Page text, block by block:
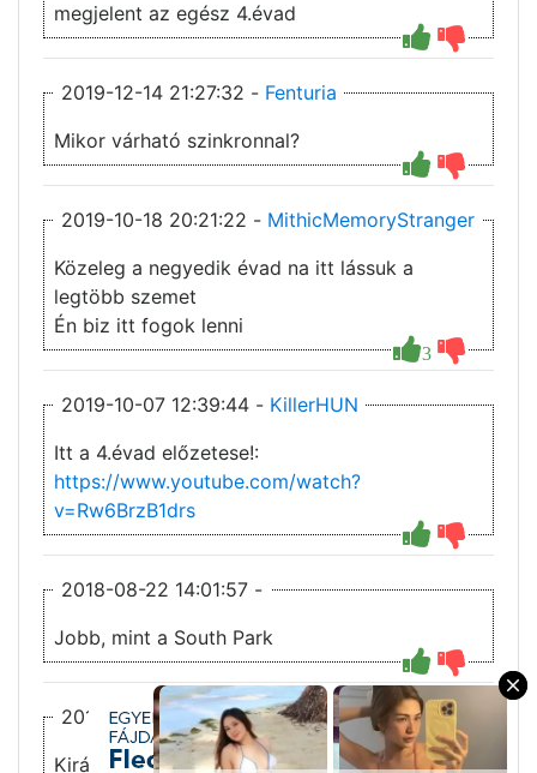
×
megjelent az egész 4.évad
2019-12-14 21:27:32 - Fenturia
Mikor várható szinkronnal?
2019-10-18 20:21:22 - MithicMemoryStranger
3
Közeleg a negyedik évad na itt lássuk a
legtöbb szemet
Én biz itt fogok lenni
2019-10-07 12:39:44 - KillerHUN
Itt a 4.évad előzetese!:
https://www.youtube.com/watch?
v=Rw6BrzB1drs
2018-08-22 14:01:57 -
Jobb, mint a South Park
2018-08-17 11:31:52 -boss
Király